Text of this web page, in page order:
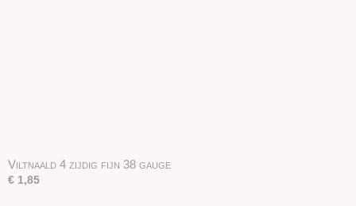
Viltnaald 4 zijdig fijn 38 gauge
€ 1,85